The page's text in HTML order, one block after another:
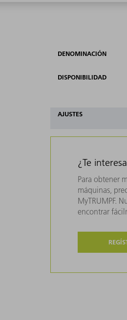
DENOMINACIÓN
DISPONIBILIDAD
AJUSTES
¿Te
Para obtener
máquinas,
MyTRUMPF.
encontrar